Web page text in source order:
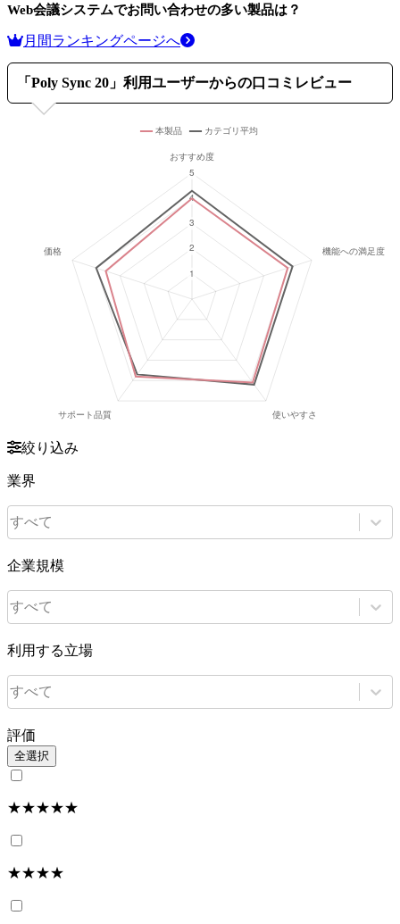
Web会議システムでお問い合わせの多い製品は？
月間ランキングページへ
「 Poly Sync 20 」利用ユーザーからの口コミレビュー
絞り込み
業界
すべて
企業規模
すべて
利用する立場
すべて
評価
全選択
★★★★★
★★★★